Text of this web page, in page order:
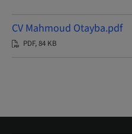
CV Mahmoud Otayba.pdf
PDF, 84 KB